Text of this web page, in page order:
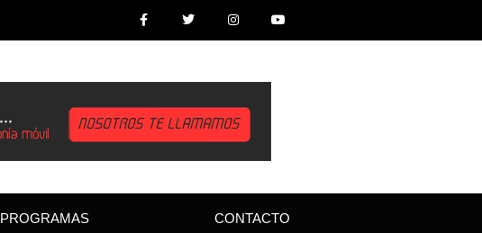
PROGRAMAS CONTACTO